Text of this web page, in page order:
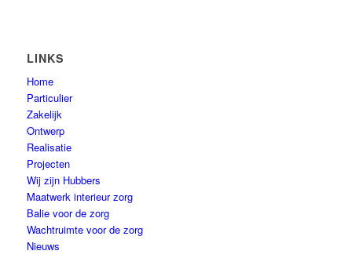
LINKS
Home
Particulier
Zakelijk
Ontwerp
Realisatie
Projecten
Wij zijn Hubbers
Maatwerk interieur zorg
Balie voor de zorg
Wachtruimte voor de zorg
Nieuws